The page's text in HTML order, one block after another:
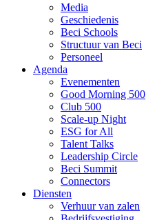
Media
Geschiedenis
Beci Schools
Structuur van Beci
Personeel
Agenda
Evenementen
Good Morning 500
Club 500
Scale-up Night
ESG for All
Talent Talks
Leadership Circle
Beci Summit
Connectors
Diensten
Verhuur van zalen